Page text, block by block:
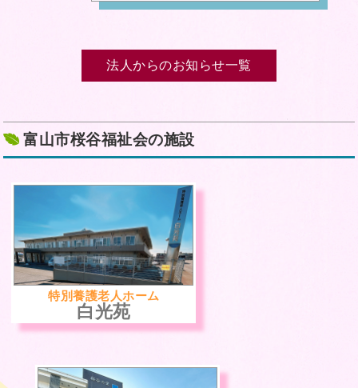
法人からのお知らせ一覧
富山市桜谷福祉会の施設
特別養護老人ホーム
白光苑